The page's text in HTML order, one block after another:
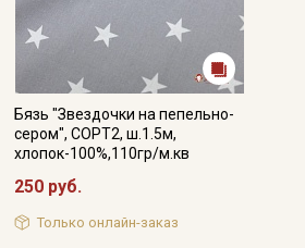
Бязь "Звездочки на пепельно-
сером", СОРТ2, ш.1.5м,
хлопок-100%,110гр/м.кв
250 руб.
Только онлайн-заказ